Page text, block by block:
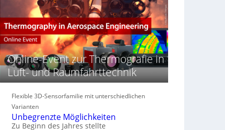
e
a
c
t
s
S
e
r
i
e
B
E
M
E
A
-
R
e
g
i
o
n
p
e
r
s
p
e
c
t
r
l
N
e
Online-Event zur Thermografie in
Luft- und Raumfahrttechnik
Flexible 3D-Sensorfamilie mit unterschiedlichen
Varianten
Unbegrenzte Möglichkeiten
Zu Beginn des Jahres stellte